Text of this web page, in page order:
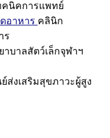
คนิคการแพทย์
อาหาร คลินิก
ร
าบาลสัตว์เล็กจุฬาฯ
ส่งเสริมสุขภาวะผู้สูง